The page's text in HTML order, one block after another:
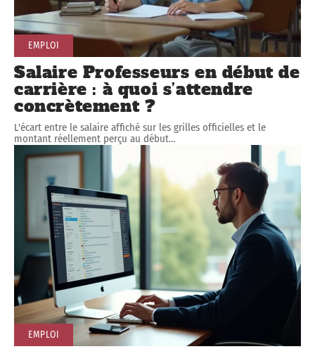
EMPLOI
Salaire Professeurs en début de
carrière : à quoi s’attendre
concrètement ?
L'écart entre le salaire affiché sur les grilles officielles et le
montant réellement perçu au début…
EMPLOI